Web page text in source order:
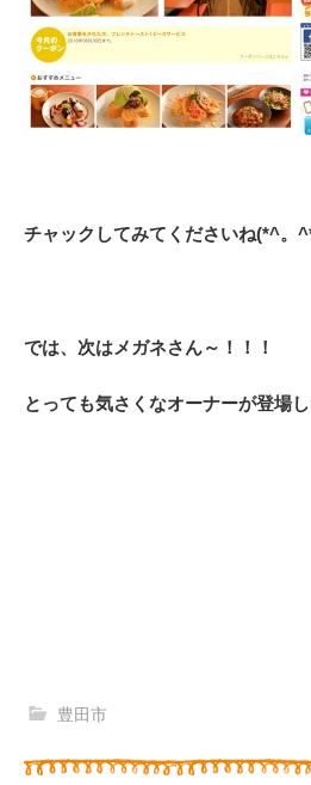
チャックしてみてくださいね(*^。
では、次はメガネさん～！！！
とっても気さくなオーナーが登場
豊田市